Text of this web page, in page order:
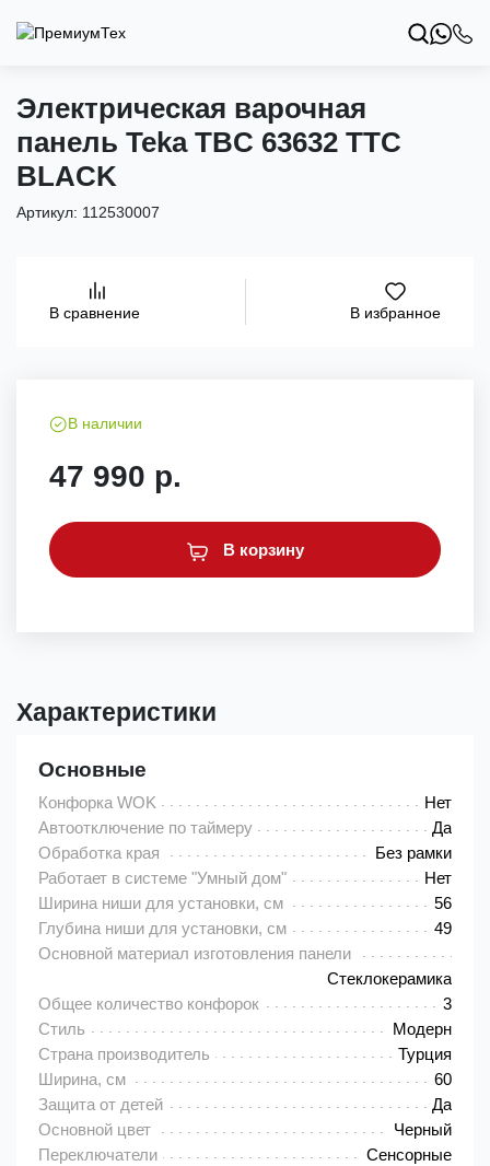
Электрическая варочная
панель Teka TBC 63632 TTC
BLACK
Артикул: 112530007
В сравнение В избранное
В наличии
47 990 р.
В корзину
Характеристики
Основные
Конфорка WOK
Нет
Автоотключение по таймеру
Да
Обработка края
Без рамки
Работает в системе "Умный дом"
Нет
Ширина ниши для установки, см
56
Глубина ниши для установки, см
49
Основной материал изготовления панели
Cтеклокерамика
Общее количество конфорок
3
Стиль
Модерн
Страна производитель
Турция
Ширина, см
60
Защита от детей
Да
Основной цвет
Черный
Переключатели
Сенсорные